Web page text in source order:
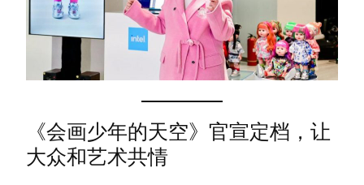
《会画少年的天空》官宣定档，让
大众和艺术共情